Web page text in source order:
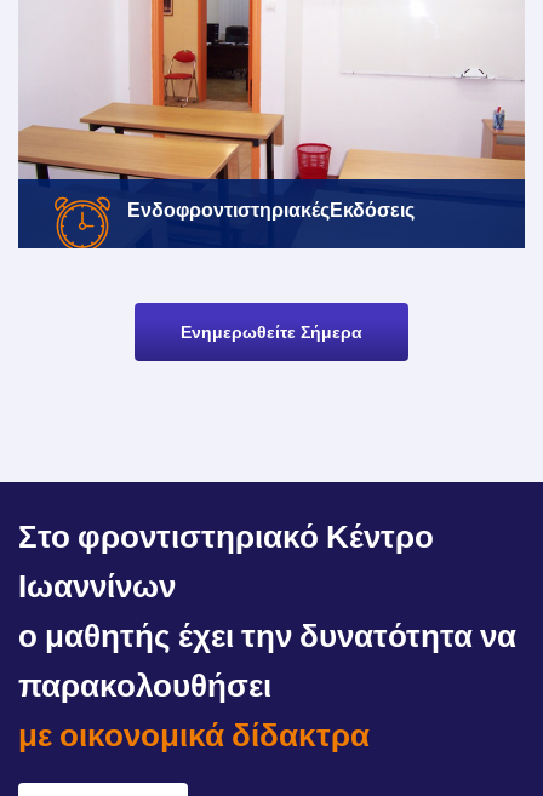
ΕνδοφροντιστηριακέςΕκδόσεις
Ενημερωθείτε Σήμερα
Στο φροντιστηριακό Κέντρο
Ιωαννίνων
ο μαθητής έχει την δυνατότητα να
παρακολουθήσει
με οικονομικά δίδακτρα